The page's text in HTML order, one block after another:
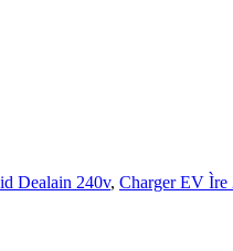
Dealain 240v, Charger EV Ìre